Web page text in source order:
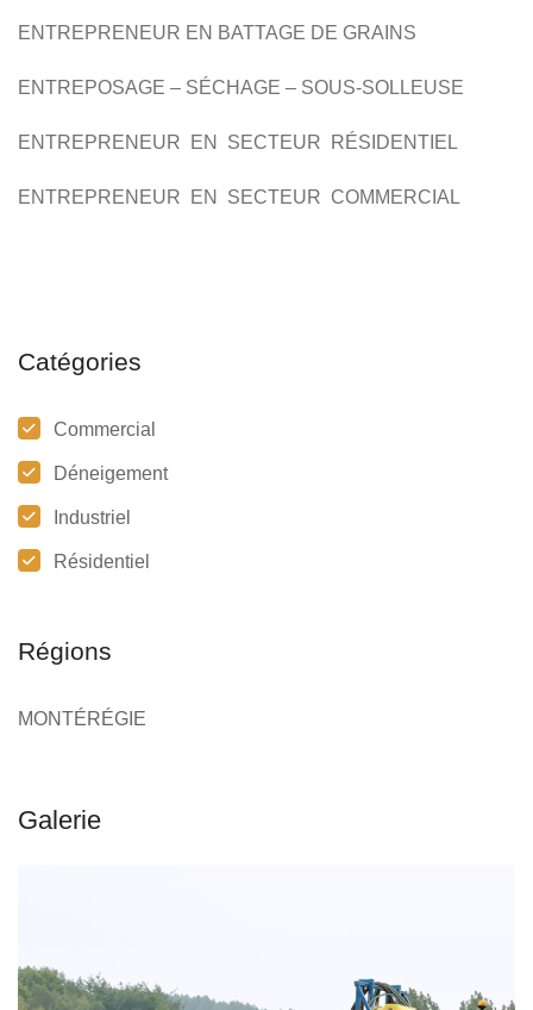
ENTREPRENEUR EN BATTAGE DE GRAINS
ENTREPOSAGE – SÉCHAGE – SOUS-SOLLEUSE
ENTREPRENEUR EN SECTEUR RÉSIDENTIEL
ENTREPRENEUR EN SECTEUR COMMERCIAL
Catégories
Commercial
Déneigement
Industriel
Résidentiel
Régions
MONTÉRÉGIE